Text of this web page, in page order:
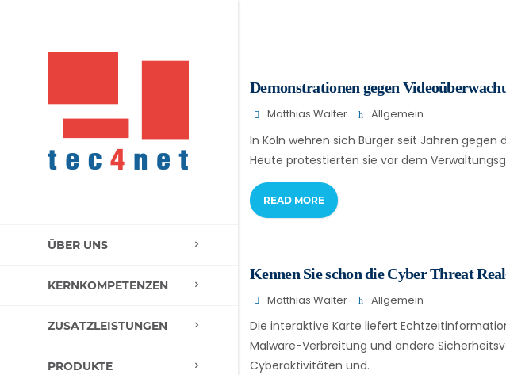
ÜBER UNS
KERNKOMPETENZEN
ZUSATZLEISTUNGEN
PRODUKTE
Demonstrationen gegen
Matthias Walter Allgemein
In Köln wehren sich Bürger seit Jahren
Heute protestierten sie vor dem
READ MORE
Kennen Sie schon die Cyber Threat
Matthias Walter Allgemein
Die interaktive Karte liefert
Malware-Verbreitung und andere
Cyberaktivitäten und.